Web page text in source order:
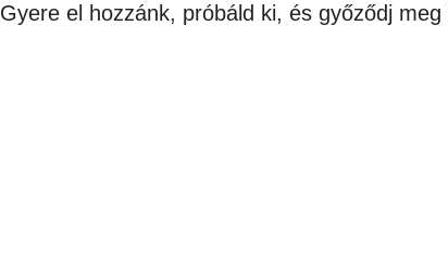
Gyere el hozzánk, próbáld ki, és győződj